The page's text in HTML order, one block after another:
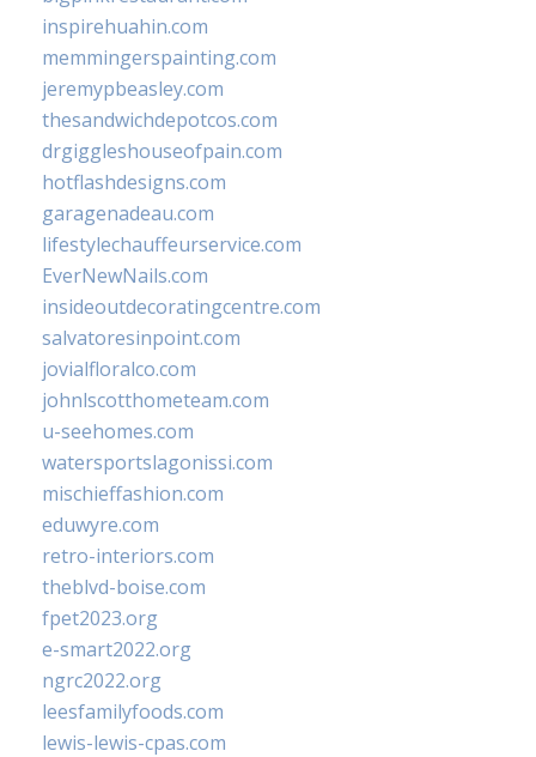
inspirehuahin.com
memmingerspainting.com
jeremypbeasley.com
thesandwichdepotcos.com
drgiggleshouseofpain.com
hotflashdesigns.com
garagenadeau.com
lifestylechauffeurservice.com
EverNewNails.com
insideoutdecoratingcentre.com
salvatoresinpoint.com
jovialfloralco.com
johnlscotthometeam.com
u-seehomes.com
watersportslagonissi.com
mischieffashion.com
eduwyre.com
retro-interiors.com
theblvd-boise.com
fpet2023.org
e-smart2022.org
ngrc2022.org
leesfamilyfoods.com
lewis-lewis-cpas.com